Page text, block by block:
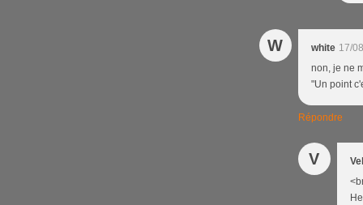
W white 17/
non, je ne
"Un point
Répondre
V